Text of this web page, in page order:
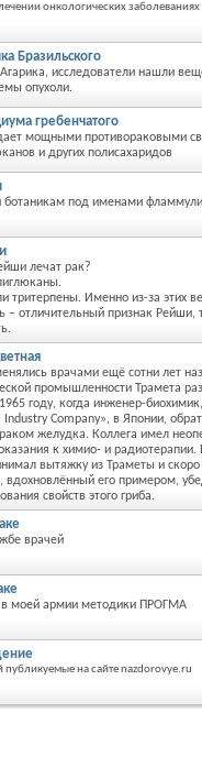
онкологических заболеваниях
Бразильского
Агарика, исследователи нашли
опухоли.
гребенчатого
мощными противораковыми
и других полисахаридов
ботаникам под именами
лечат рак?
тритерпены. Именно из-за этих
– отличительный признак
врачами ещё сотни лет
промышленности Трамета
году, когда инженер-
Company», в Японии,
раком желудка. Коллега имел
к химио- и радиотерапии.
вытяжку из Траметы и скоро
его примером,
свойств этого гриба.
врачей
в моей армии методики ПРОГМА
публикуемые на сайте nazdorovye.ru